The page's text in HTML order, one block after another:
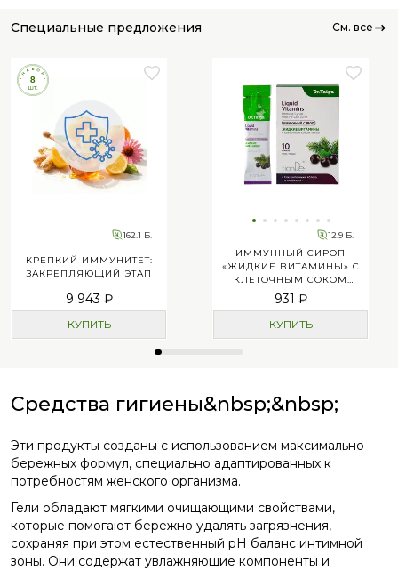
специальные предложения см. все
162.1 Б.
КРЕПКИЙ ИММУНИТЕТ:
ЗАКРЕПЛЯЮЩИЙ ЭТАП
9 943 ₽
КУПИТЬ
12.9 Б.
ИММУННЫЙ СИРОП
«ЖИДКИЕ ВИТАМИНЫ» С
КЛЕТОЧНЫМ СОКОМ
ПИХТЫ
931 ₽
КУПИТЬ
Средства гигиены&nbsp;&nbsp;
Эти продукты созданы с использованием максимально
бережных формул, специально адаптированных к
потребностям женского организма.
Гели обладают мягкими очищающими свойствами,
которые помогают бережно удалять загрязнения,
сохраняя при этом естественный pH баланс интимной
зоны. Они содержат увлажняющие компоненты и